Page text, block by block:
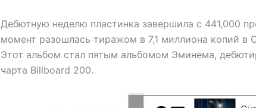
Дебютную неделю пластинка завершила с 441,000
момент разошлась тиражом в 7,1 миллиона копий в
Этот альбом стал пятым альбомом Эминема,
чарта Billboard 200.